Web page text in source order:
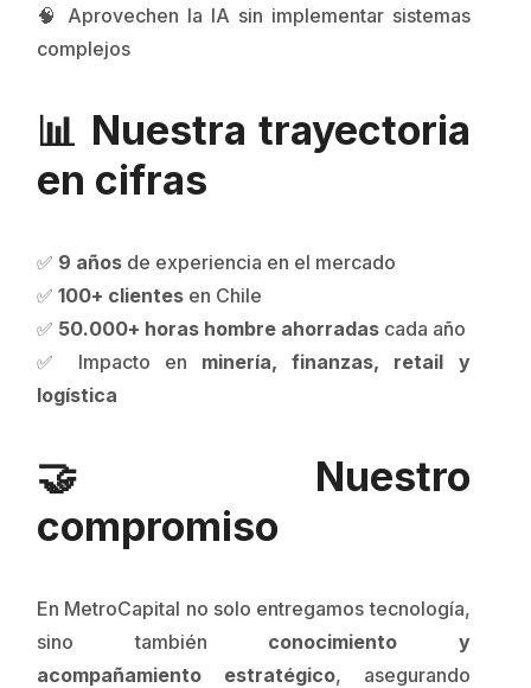
🧠 Aprovechen la IA sin implementar sistemas
complejos
📊 Nuestra trayectoria
en cifras
✅ 9 años de experiencia en el mercado
✅100+ clientes en Chile
✅ 50.000+ horas hombre ahorradas cada año
✅ Impacto en minería, finanzas, retail y
logística
🤝 Nuestro
compromiso
En MetroCapital no solo entregamos tecnología,
sino también conocimiento y
acompañamiento estratégico, asegurando